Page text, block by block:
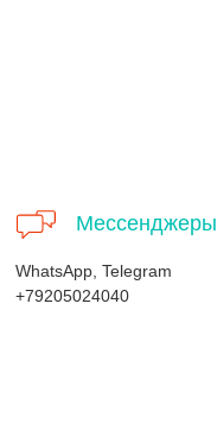
Мессенджеры
WhatsApp, Telegram
+79205024040